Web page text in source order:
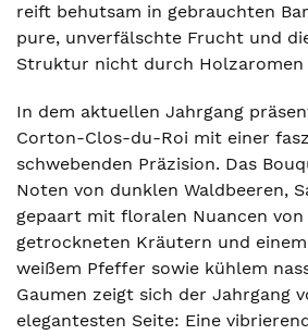
reift behutsam in gebrauchten
pure, unverfälschte Frucht und
Struktur nicht durch Holzaromen
In dem aktuellen Jahrgang
Corton-Clos-du-Roi mit einer
schwebenden Präzision. Das
Noten von dunklen Waldbeeren,
gepaart mit floralen Nuancen
getrockneten Kräutern und
weißem Pfeffer sowie kühlem
Gaumen zeigt sich der Jahrgang
elegantesten Seite: Eine